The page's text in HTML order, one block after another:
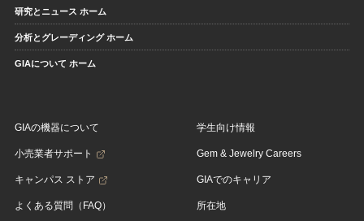
研究とニュース ホーム
分析とグレーディング ホーム
GIAについて ホーム
GIAの機器について
小売業者サポート
キャンパス ストア
よくある質問（FAQ）
学生向け情報
Gem & Jewelry Careers
GIAでのキャリア
所在地